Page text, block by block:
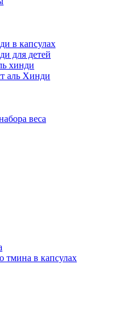
в капсулах
для детей
хинди
аль Хинди
веса
тмина в капсулах